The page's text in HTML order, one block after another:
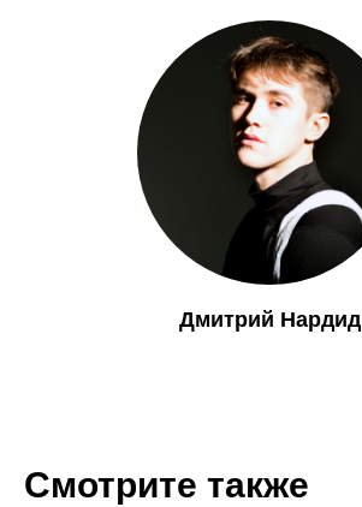
Дмитрий Нардид
Смотрите также